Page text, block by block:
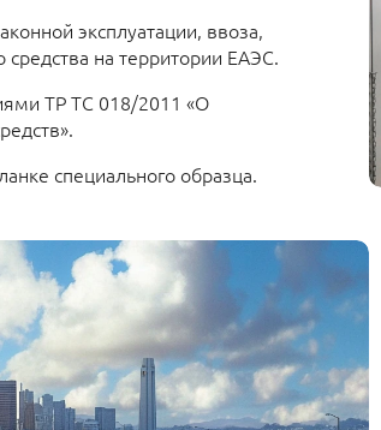
эксплуатации, ввоза,
средства на территории ЕАЭС.
ТР ТС 018/2011 «О
специального образца.